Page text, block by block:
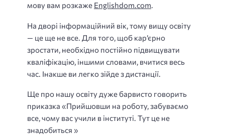
мову вам розкаже Englishdom.com.
На дворі інформаційний вік, тому вищу освіту
— це ще не все. Для того, щоб кар’єрно
зростати, необхідно постійно підвищувати
кваліфікацію, іншими словами, вчитися весь
час. Інакше ви легко зійде з дистанції.
Ще про нашу освіту дуже барвисто говорить
приказка «Прийшовши на роботу, забуваємо
все, чому вас учили в інституті. Тут це не
знадобиться »